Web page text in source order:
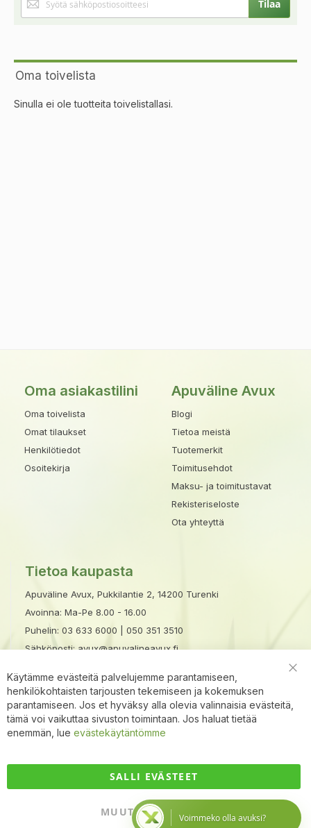
uutiskirjeemme:
Tilaa
Oma toivelista
Sinulla ei ole tuotteita toivelistallasi.
Oma asiakastilini
Oma toivelista
Omat tilaukset
Henkilötiedot
Osoitekirja
Apuväline Avux
Blogi
Tietoa meistä
Tuotemerkit
Toimitusehdot
Maksu- ja toimitustavat
Rekisteriseloste
Ota yhteyttä
Tietoa kaupasta
Apuväline Avux, Pukkilantie 2, 14200 Turenki
Avoinna: Ma-Pe 8.00 - 16.00
Puhelin: 03 633 6000
050 351 3510
Sähköposti:avux@apuvalineavux.fi
Voimmeko olla avuksi?
Käytämme evästeitä palvelujemme parantamiseen,
henkilökohtaisten tarjousten tekemiseen ja kokemuksen
parantamiseen. Jos et hyväksy alla olevia valinnaisia evästeitä,
tämä voi vaikuttaa sivuston toimintaan. Jos haluat tietää
enemmän, lue evästekäytäntömme
SALLI EVÄSTEET
MUUTA ASETUKSIA